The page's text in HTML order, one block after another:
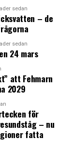
sedan
– de
sedan
24 mars
att Fehmarn
2029
för
– nu
fatta